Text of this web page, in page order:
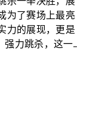
为了赛场上最亮
力的展现，更是
力跳杀，这一...